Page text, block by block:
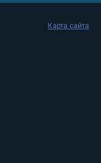
Карта сайта